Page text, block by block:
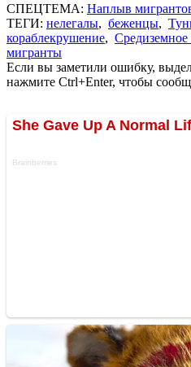
СПЕЦТЕМА: Наплыв
ТЕГИ: нелегалы, беженцы,
кораблекрушение, Средиземное
мигранты
Если вы заметили ошибку,
нажмите Ctrl+Enter, чтобы